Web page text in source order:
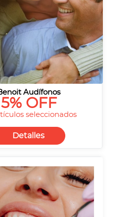
Audífonos
5% OFF
seleccionados
Detalles